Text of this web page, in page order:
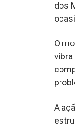
dos
O
vibra
A